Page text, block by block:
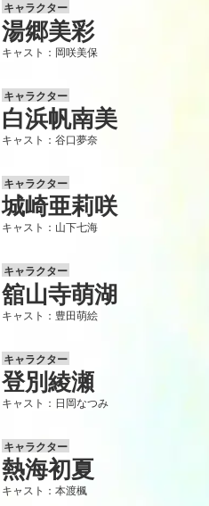
キャラクター
湯郷美彩
キャスト：岡咲美保
キャラクター
白浜帆南美
キャスト：谷口夢奈
キャラクター
城崎亜莉咲
キャスト：山下七海
キャラクター
舘山寺萌湖
キャスト：豊田萌絵
キャラクター
登別綾瀬
キャスト：日岡なつみ
キャラクター
熱海初夏
キャスト：本渡楓